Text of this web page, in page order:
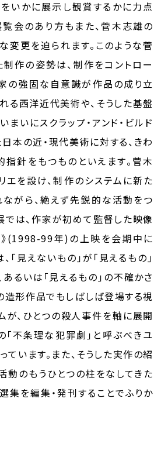
いかに展示し観賞するかに力点
会のあり方もまた、菅木志雄の
変更を迫られます。このような菅
作の姿勢は、制作をコントロー
の強固な自意識が作品の成り立
る西洋近代美術や、そうした基盤
まいにスクラップ・アンド・ビルド
日本の近・現代美術に対する、きわ
針をもつものといえます。菅木
エを設け、制作のシステムに新た
がら、絶えず先鋭的な活動をつ
では、作家が初めて監督した映像
(1998-99年)の上映を会期中に
、｢見えないもの｣が｢見えるもの｣
あるいは｢見えるもの｣の不確かさ
造形作品でもしばしば登場する視
が、ひとつの殺人事件を軸に展開
｢不条理な犯罪劇｣と呼ぶべきユ
ています。また、そうした実作の紹
動のもうひとつの柱をなしてきた
集を編集・発刊することでふりか